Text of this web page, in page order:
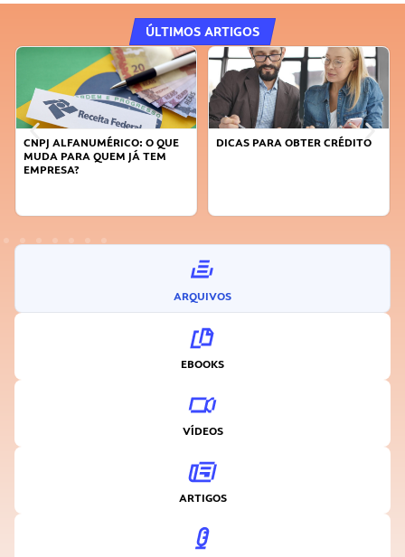
ÚLTIMOS ARTIGOS
CNPJ ALFANUMÉRICO: O QUE
MUDA PARA QUEM JÁ TEM
EMPRESA?
DICAS PARA OBTER CRÉDITO
ARQUIVOS
EBOOKS
VÍDEOS
ARTIGOS